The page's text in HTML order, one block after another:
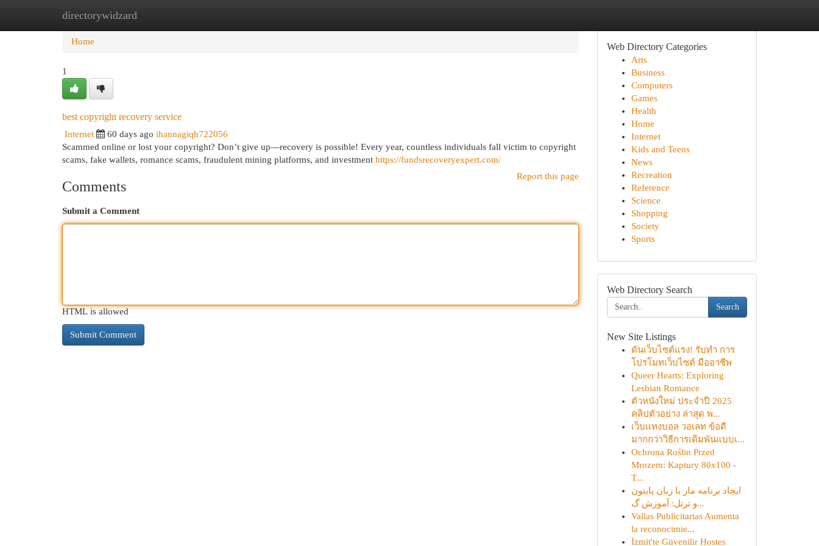
directorywidzard
Home New Site Listings
Home
1
best copyright recovery service
Internet 60 days ago ihannagiqh722056
Scammed online or lost your copyright? Don’t give up—recovery is possible! Every year, countless individuals fall victim to copyright
scams, fake wallets, romance scams, fraudulent mining platforms, and investment https://fundsrecoveryexpert.com/
Report this page
Comments
Submit a Comment
HTML is allowed
Web Directory Categories
Arts
Business
Computers
Games
Health
Home
Internet
Kids and Teens
News
Recreation
Reference
Science
Shopping
Society
Sports
Web Directory Search
Search
New Site Listings
ดันเว็บไซต์แรง! รับทำ การ
โปรโมทเว็บไซต์ มืออาชีพ
Queer Hearts: Exploring
Lesbian Romance
ตัวหนังใหม่ ประจำปี 2025
คลิปตัวอย่าง ล่าสุด พ...
เว็บแทงบอล วอเลท ข้อดี
มากกว่าวิธีการเดิมพันแบบเ...
Ochrona Roślin Przed
Mrozem: Kaptury 80x100 -
T...
ایجاد برنامه مار با زبان پایتون
و ترتل: آموزش گ...
Vallas Publicitarias Aumenta
la reconocimie...
İzmit'te Güvenilir Hostes